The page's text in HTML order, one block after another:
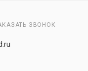
ЗВОНОК